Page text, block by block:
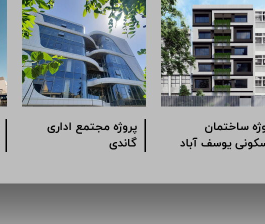
ساختمان
یوسف آباد
پروژه مجتمع اداری
گاندی